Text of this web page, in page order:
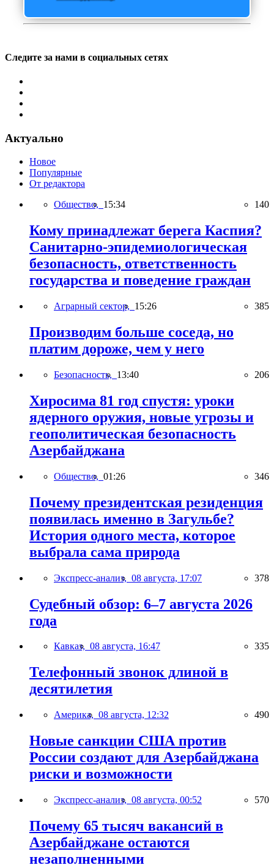
Следите за нами в социальных сетях
Актуально
Новое
Популярные
От редактора
Общество, 15:34 140
Кому принадлежат берега Каспия?
Санитарно-эпидемиологическая
безопасность, ответственность
государства и поведение граждан
Аграрный сектор, 15:26 385
Производим больше соседа, но
платим дороже, чем у него
Безопасность, 13:40 206
Хиросима 81 год спустя: уроки
ядерного оружия, новые угрозы и
геополитическая безопасность
Азербайджана
Общество, 01:26 346
Почему президентская резиденция
появилась именно в Загульбе?
История одного места, которое
выбрала сама природа
Экспресс-анализ, 08 августа, 17:07 378
Судебный обзор: 6–7 августа 2026
года
Кавказ, 08 августа, 16:47 335
Телефонный звонок длиной в
десятилетия
Америка, 08 августа, 12:32 490
Новые санкции США против
России создают для Азербайджана
риски и возможности
Экспресс-анализ, 08 августа, 00:52 570
Почему 65 тысяч вакансий в
Азербайджане остаются
незаполненными